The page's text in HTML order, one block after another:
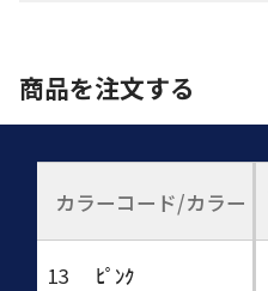
商品を注文する
カラーコード/カラー
13 ﾋﾟﾝｸ